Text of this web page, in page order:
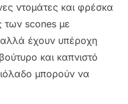
ντομάτες και φρέσκα
των scones με
έχουν υπέροχη
και καπνιστό
μπορούν να